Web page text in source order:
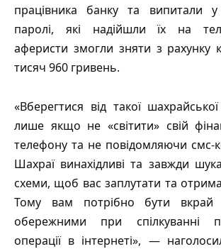
працівника банку та випитали у
паролі, які надійшли їх на
аферисти змогли зняти з рахунку
тисяч 960 гривень.
«Вберегтися від такої
лише якщо не «світити» свій
телефону та не повідомляючи смс-
Шахраї винахідливі та завжди
схеми, щоб вас заплутати та
Тому вам потрібно бути
обережними при спілкуванні
операції в інтернеті», —